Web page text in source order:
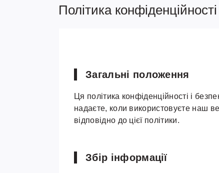
Політика
Загальні положення
Ця політика конфіденційності і
надаєте, коли використовуєте наш
відповідно до цієї політики.
Збір інформації